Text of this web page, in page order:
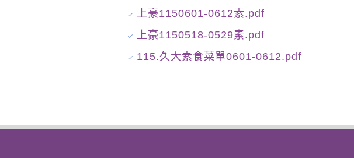
上豪1150601-0612素.pdf
上豪1150518-0529素.pdf
115.久大素食菜單0601-0612.pdf